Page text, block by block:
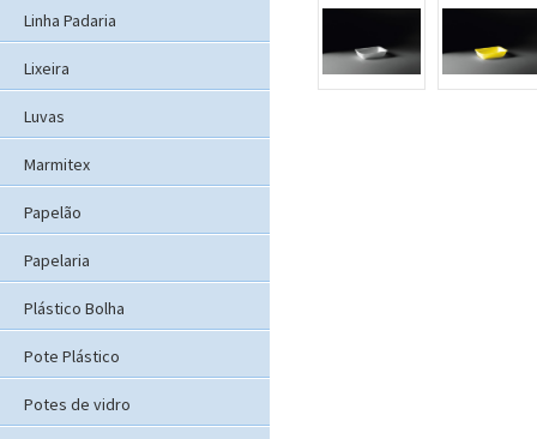
Linha Padaria
Lixeira
Luvas
Marmitex
Papelão
Papelaria
Plástico Bolha
Pote Plástico
Potes de vidro